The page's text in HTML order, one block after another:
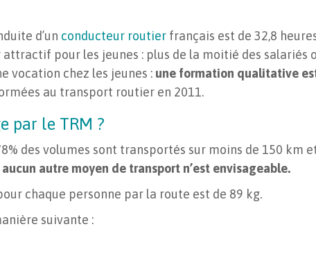
d’un conducteur routier français est de 32,8
pour les jeunes : plus de la moitié des salariés
vocation chez les jeunes : une formation qualitative
au transport routier en 2011.
par le TRM ?
des volumes sont transportés sur moins de 150 km
aucun autre moyen de transport n’est envisageable.
chaque personne par la route est de 89 kg.
suivante :